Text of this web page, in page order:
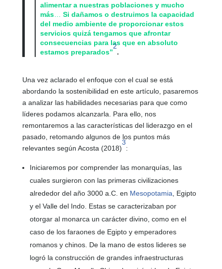
alimentar a nuestras poblaciones y mucho
más …Si dañamos o destruimos la capacidad
del medio ambiente de proporcionar estos
servicios quizá tengamos que afrontar
consecuencias para las que en absoluto
estamos preparados”
2
.
Una vez aclarado el enfoque con el cual se está
abordando la sostenibilidad en este artículo, pasaremos
a analizar las habilidades necesarias para que como
líderes podamos alcanzarla. Para ello, nos
remontaremos a las características del liderazgo en el
pasado, retomando algunos de los puntos más
relevantes según Acosta (2018)
3
:
Iniciaremos por comprender las monarquías, las
cuales surgieron con las primeras civilizaciones
alrededor del año 3000 a.C. en Mesopotamia , Egipto
y el Valle del Indo. Estas se caracterizaban por
otorgar al monarca un carácter divino, como en el
caso de los faraones de Egipto y emperadores
romanos y chinos. De la mano de estos lideres se
logró la construcción de grandes infraestructuras